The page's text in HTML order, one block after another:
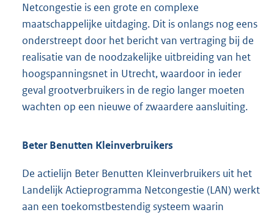
Netcongestie is een grote en complexe
maatschappelijke uitdaging. Dit is onlangs nog eens
onderstreept door het bericht van vertraging bij de
realisatie van de noodzakelijke uitbreiding van het
hoogspanningsnet in Utrecht, waardoor in ieder
geval grootverbruikers in de regio langer moeten
wachten op een nieuwe of zwaardere aansluiting.
Beter Benutten Kleinverbruikers
De actielijn Beter Benutten Kleinverbruikers uit het
Landelijk Actieprogramma Netcongestie (LAN) werkt
aan een toekomstbestendig systeem waarin